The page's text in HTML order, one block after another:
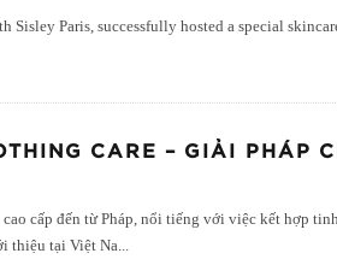
Paris, successfully hosted a special
CARE – GIẢI PHÁP
cấp đến từ Pháp, nổi tiếng với việc kết hợp
thiệu tại Việt Na...